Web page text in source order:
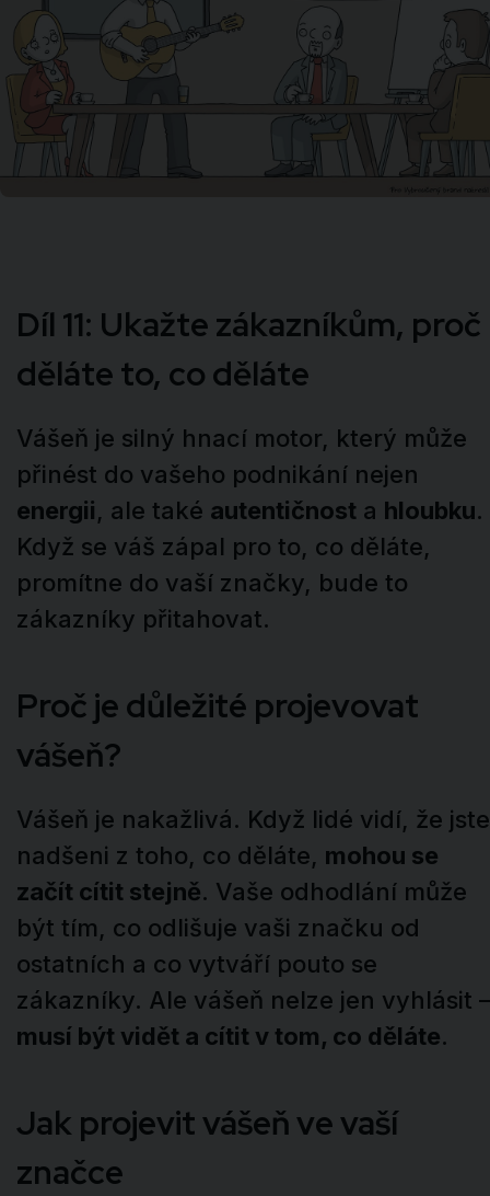
Díl 11: Ukažte zákazníkům, proč
děláte to, co děláte
Vášeň je silný hnací motor, který může
přinést do vašeho podnikání nejen
energii, ale také autentičnost a hloubku.
Když se váš zápal pro to, co děláte,
promítne do vaší značky, bude to
zákazníky přitahovat.
Proč je důležité projevovat
vášeň?
Vášeň je nakažlivá. Když lidé vidí, že jste
nadšeni z toho, co děláte, mohou se
začít cítit stejně. Vaše odhodlání může
být tím, co odlišuje vaši značku od
ostatních a co vytváří pouto se
zákazníky. Ale vášeň nelze jen vyhlásit –
musí být vidět a cítit v tom, co děláte.
Jak projevit vášeň ve vaší
značce